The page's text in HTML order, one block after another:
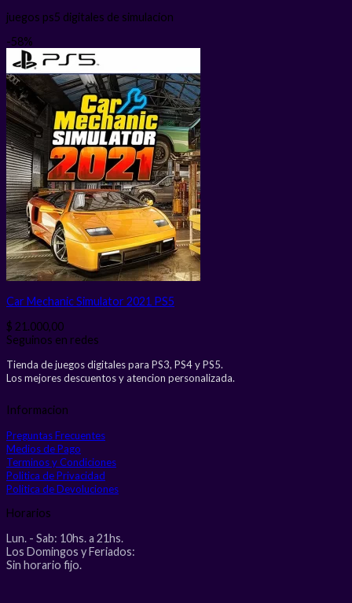
juegos ps5 digitales de simulacion
-58%
Car Mechanic Simulator 2021 PS5
$ 21.000,00
Seguinos en redes
Tienda de juegos digitales para PS3, PS4 y PS5.
Los mejores descuentos y atencion personalizada.
Informacion
Preguntas Frecuentes
Medios de Pago
Terminos y Condiciones
Politica de Privacidad
Politica de Devoluciones
Horarios
Lun. - Sab: 10hs. a 21hs.
Los Domingos y Feriados:
Sin horario fijo.